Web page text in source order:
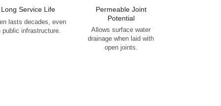
Long Service Life
lasts decades, even
public infrastructure.
Permeable Joint
Potential
Allows surface water
drainage when laid with
open joints.